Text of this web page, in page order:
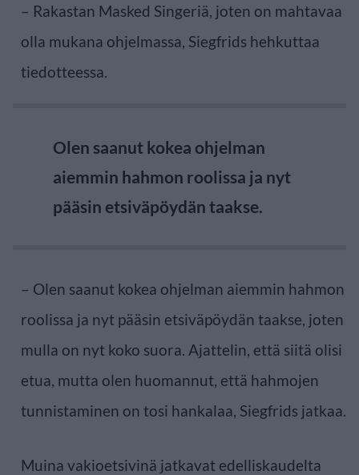
– Rakastan Masked Singeriä, joten on mahtavaa
olla mukana ohjelmassa, Siegfrids hehkuttaa
tiedotteessa.
Olen saanut kokea ohjelman
aiemmin hahmon roolissa ja nyt
pääsin etsiväpöydän taakse.
– Olen saanut kokea ohjelman aiemmin hahmon
roolissa ja nyt pääsin etsiväpöydän taakse, joten
mulla on nyt koko suora. Ajattelin, että siitä olisi
etua, mutta olen huomannut, että hahmojen
tunnistaminen on tosi hankalaa, Siegfrids jatkaa.
Muina vakioetsivinä jatkavat edelliskaudelta